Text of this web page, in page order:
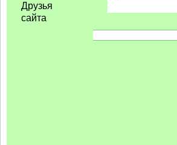
Друзья
сайта